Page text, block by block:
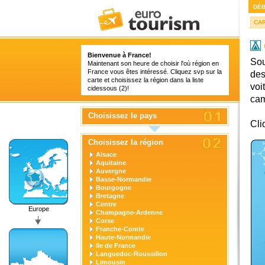
Bienvenue à France!
Maintenant son heure de choisir l'où région en
France vous êtes intéressé. Cliquez svp sur la
carte et choisissez la région dans la liste
cidessous (2)!
Europe
Choisissez le pays
Choisissez la région
Alsace
Aquitaine
Auvergne
Basse-Normandie
Bourgogne
Bretagne
Centre
Champagne-Ardenne
Corse
Franche-Comte
Haute-Normandie
Ile de France
Languedoc-Roussillon
Limousin